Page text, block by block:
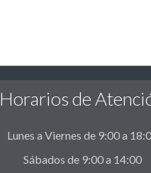
Horarios de
Lunes a Viernes de 9:00 a
Sábados de 9:00 a 14:00